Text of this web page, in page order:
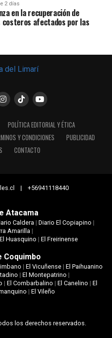
2 días
en la recuperación de
costeros afectados por las
POLÍTICA EDITORIAL Y ÉTICA
Y CONDICIONES
PUBLICIDAD
CONTACTO
| +56941118440
Atacama
Caldera| Diario El Copiapino |
Amarilla|
El Huasquino | El Freirinense
Coquimbo
| El Vicuñense| El Paihuanino
| El Montepatrino |
|El Combarbalino |El Canelino |El
| El Vileño
los derechos reservados.